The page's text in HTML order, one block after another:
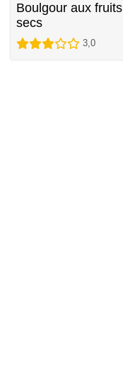
Boulgour aux fruits
secs
3,0